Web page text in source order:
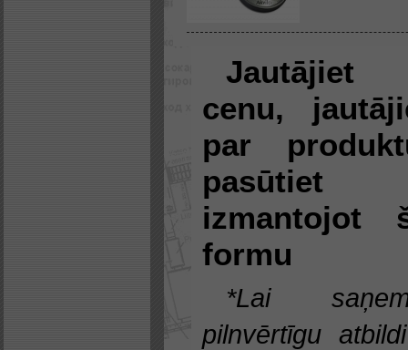
Jautājiet
cenu,
par
pasūtiet
izmantojot
formu
*Lai
pilnvērtīgu